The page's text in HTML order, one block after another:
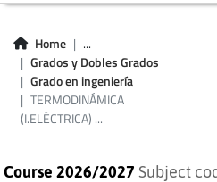
Home
...
Grados y Dobles Grados
Grado en ingeniería
TERMODINÁMICA
(I.ELÉCTRICA) ...
2009)
Course 2026/2027 Subject